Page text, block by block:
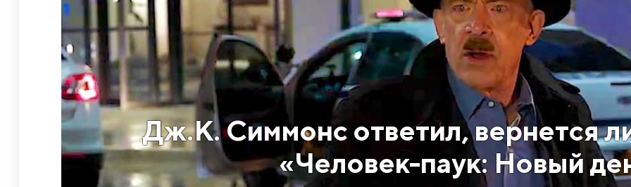
Дж.К. Симмонс ответил, вернется
«Человек-паук: Новый